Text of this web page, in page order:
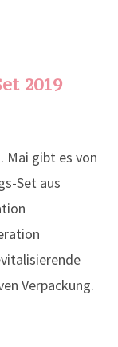
2019
Mai gibt es von
Set aus
Verpackung.